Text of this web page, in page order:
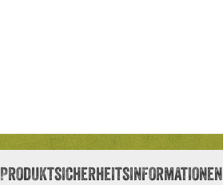
Produktsicherheitsinformationen